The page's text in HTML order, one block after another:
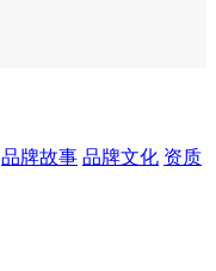
品牌故事 品牌文化 资质